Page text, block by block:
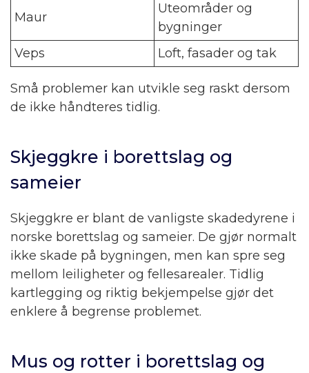
Maur
Uteområder og
bygninger
Veps
Loft, fasader og tak
Små problemer kan utvikle seg raskt dersom
de ikke håndteres tidlig.
Skjeggkre i borettslag og
sameier
Skjeggkre er blant de vanligste skadedyrene i
norske borettslag og sameier. De gjør normalt
ikke skade på bygningen, men kan spre seg
mellom leiligheter og fellesarealer. Tidlig
kartlegging og riktig bekjempelse gjør det
enklere å begrense problemet.
Mus og rotter i borettslag og